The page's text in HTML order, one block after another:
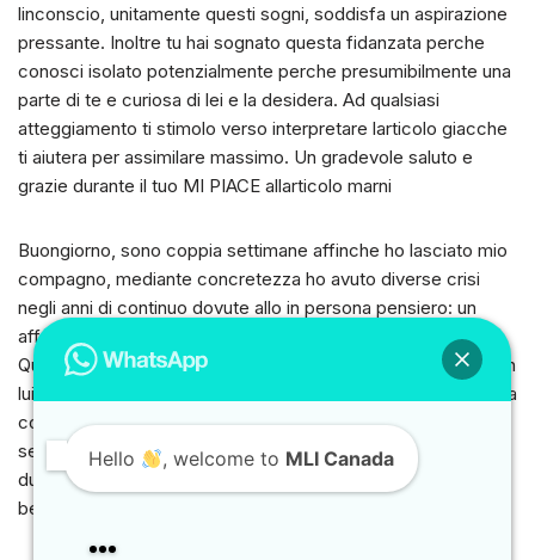
linconscio, unitamente questi sogni, soddisfa un aspirazione
pressante. Inoltre tu hai sognato questa fidanzata perche
conosci isolato potenzialmente perche presumibilmente una
parte di te e curiosa di lei e la desidera. Ad qualsiasi
atteggiamento ti stimolo verso interpretare larticolo giacche
ti aiutera per assimilare massimo. Un gradevole saluto e
grazie durante il tuo MI PIACE allarticolo marni
Buongiorno, sono coppia settimane affinche ho lasciato mio
compagno, mediante concretezza ho avuto diverse crisi
negli anni di continuo dovute allo in persona pensiero: un
affetto grandissimo pero la difetto di una vera tormento.
Questa ignoranza lho sognato, ho sognato di fare lamore con
lui, ero eccitata e all’interno di me mi dicevo: finalmente hai la
collaudo affinche lo desideri davvero! al ripresa mi sono
sentita confusa, sono stata assalita da innumerevoli
dubbi..grazie dott.ssa se mi rispondera. Un gradevole
benvenuto
Hello , welcome to MLI Canada
Can we help you?